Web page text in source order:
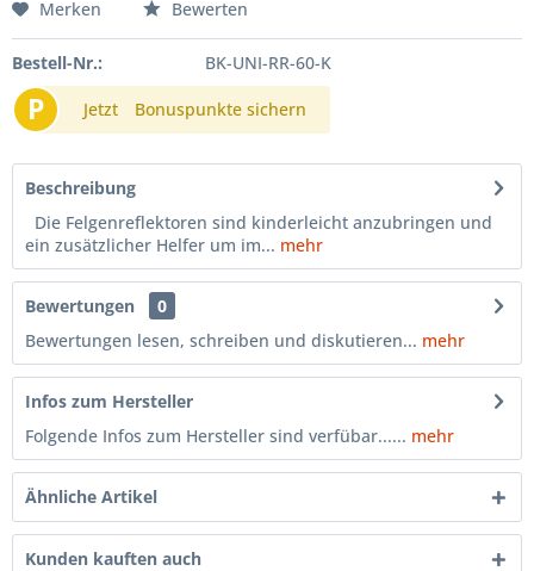
Merken Bewerten
Bestell-Nr.: BK-UNI-RR-60-K
P Jetzt Bonuspunkte sichern
Beschreibung
Die Felgenreflektoren sind kinderleicht anzubringen und
ein zusätzlicher Helfer um im... mehr
Bewertungen
0
Bewertungen lesen, schreiben und diskutieren... mehr
Infos zum Hersteller
Folgende Infos zum Hersteller sind verfübar...... mehr
Ähnliche Artikel
Kunden kauften auch